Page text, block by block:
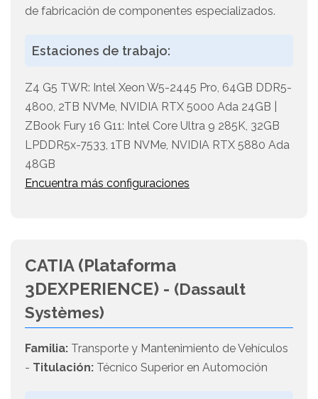
de fabricación de componentes especializados.
Estaciones de trabajo:
Z4 G5 TWR: Intel Xeon W5-2445 Pro, 64GB DDR5-
4800, 2TB NVMe, NVIDIA RTX 5000 Ada 24GB |
ZBook Fury 16 G11: Intel Core Ultra 9 285K, 32GB
LPDDR5x-7533, 1TB NVMe, NVIDIA RTX 5880 Ada
48GB
Encuentra más configuraciones
CATIA (Plataforma
3DEXPERIENCE) - (Dassault
Systèmes)
Familia: Transporte y Mantenimiento de Vehículos
- Titulación: Técnico Superior en Automoción